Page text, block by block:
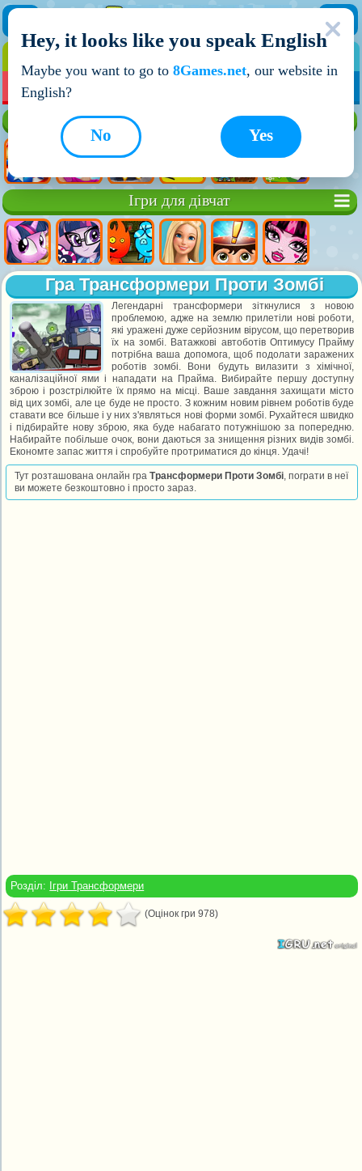
НОВІ ІГРИ
Ігри для дівчат
Гра Трансформери Проти Зомбі
Легендарні трансформери зіткнулися з новою
проблемою, адже на землю прилетіли нові роботи,
які уражені дуже серйозним вірусом, що перетворив
їх на зомбі. Ватажкові автоботів Оптимусу Прайму
потрібна ваша допомога, щоб подолати заражених
роботів зомбі. Вони будуть вилазити з хімічної,
каналізаційної ями і нападати на Прайма. Вибирайте першу доступну
зброю і розстрілюйте їх прямо на місці. Ваше завдання захищати місто
від цих зомбі, але це буде не просто. З кожним новим рівнем роботів буде
ставати все більше і у них з'являться нові форми зомбі. Рухайтеся швидко
і підбирайте нову зброю, яка буде набагато потужнішою за попередню.
Набирайте побільше очок, вони даються за знищення різних видів зомбі.
Економте запас життя і спробуйте протриматися до кінця. Удачі!
Тут розташована онлайн граТрансформери Проти Зомбі, пограти в неї
ви можете безкоштовно і просто зараз.
Розділ: Ігри Трансформери
(Оцінок гри 978)
Hey, it looks like you speak English
Maybe you want to go to 8Games.net, our website in
English?
Yes
No